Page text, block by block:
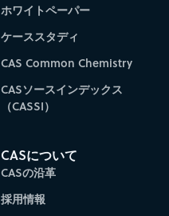
ホワイトペーパー
ケーススタディ
CAS Common Chemistry
CASソースインデックス
（CASSI）
CASについて
CASの沿革
採用情報